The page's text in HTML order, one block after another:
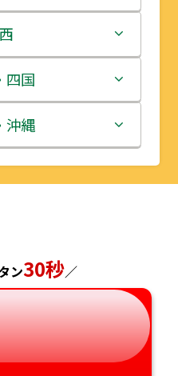
県
県
県
県
県
県
県
県
県
県
県
県
県
県
県
府
県
四国
県
県
県
沖縄
県
県
県
ン30秒／